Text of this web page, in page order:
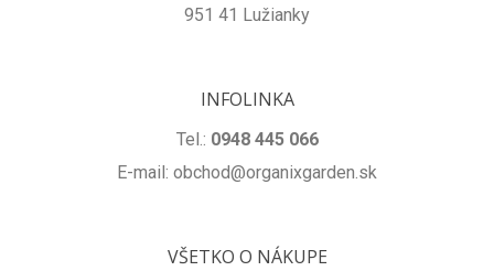
951 41 Lužianky
INFOLINKA
Tel.: 0948 445 066
E-mail: obchod@organixgarden.sk
VŠETKO O NÁKUPE